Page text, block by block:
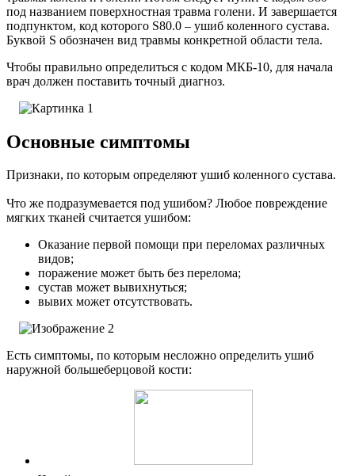
под названием поверхностная травма голени. И завершается
подпунктом, код которого S80.0 – ушиб коленного сустава.
Буквой S обозначен вид травмы конкретной области тела.
Чтобы правильно определиться с кодом МКБ-10, для начала
врач должен поставить точный диагноз.
Основные симптомы
Признаки, по которым определяют ушиб коленного сустава.
Что же подразумевается под ушибом? Любое повреждение
мягких тканей считается ушибом:
Оказание первой помощи при переломах различных
видов;
поражение может быть без перелома;
сустав может вывихнуться;
вывих может отсутствовать.
Есть симптомы, по которым несложно определить ушиб
наружной большеберцовой кости: